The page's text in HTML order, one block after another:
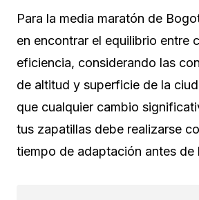
Para la media maratón de
en encontrar el equilibrio entre
eficiencia, considerando las
de altitud y superficie de la
que cualquier cambio
tus zapatillas debe realizarse
tiempo de adaptación antes de